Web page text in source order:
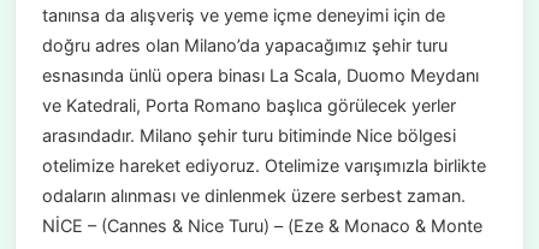
tanınsa da alışveriş ve yeme içme deneyimi için de
doğru adres olan Milano’da yapacağımız şehir turu
esnasında ünlü opera binası La Scala, Duomo Meydanı
ve Katedrali, Porta Romano başlıca görülecek yerler
arasındadır. Milano şehir turu bitiminde Nice bölgesi
otelimize hareket ediyoruz. Otelimize varışımızla birlikte
odaların alınması ve dinlenmek üzere serbest zaman.
NİCE – (Cannes & Nice Turu) – (Eze & Monaco & Monte